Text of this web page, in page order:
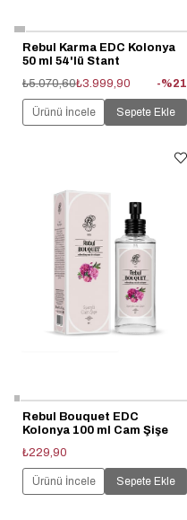
Rebul Karma EDC Kolonya
50 ml 54'lü Stant
₺3.999,90
₺5.070,60 %21
Ürünü İncele Sepete Ekle
Rebul Bouquet EDC
Kolonya 100 ml Cam Şişe
₺229,90
Ürünü İncele Sepete Ekle